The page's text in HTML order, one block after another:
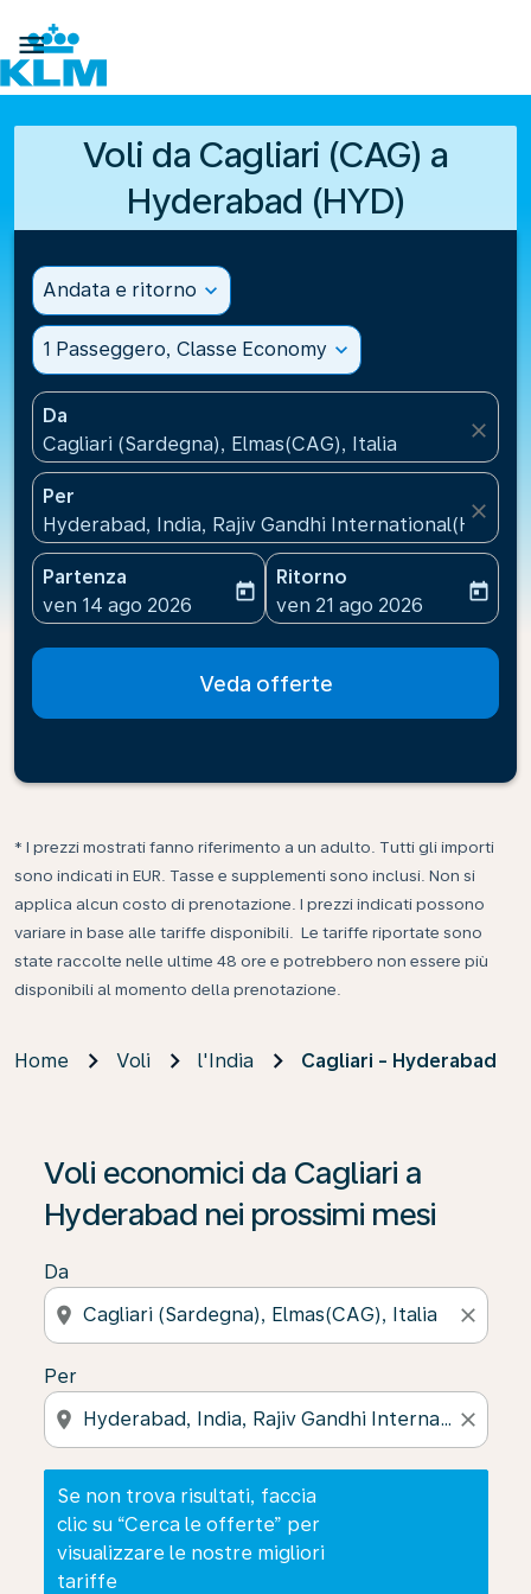

Voli da Cagliari (CAG) a
Hyderabad (HYD)
Andata e ritorno expand_more
1 Passeggero, Classe Economy expand_more
Da
Cagliari (Sardegna), Elmas(CAG), Italia
close
Per
Hyderabad, India, Rajiv Gandhi International(HYD),
close
Partenza
fc-booking-departure-date-aria-label
ven 14 ago 2026
today
Ritorno
fc-booking-return-date-
ven 21 ago 2026
today
Veda offerte
* I prezzi mostrati fanno riferimento a un adulto. Tutti gli importi
sono indicati in EUR. Tasse e supplementi sono inclusi. Non si
applica alcun costo di prenotazione. I prezzi indicati possono
variare in base alle tariffe disponibili. Le tariffe riportate sono
state raccolte nelle ultime 48 ore e potrebbero non essere più
disponibili al momento della prenotazione.
Home Voli l'India Cagliari - Hyderabad
Voli economici da Cagliari a
Hyderabad nei prossimi mesi
Da
location_on close
Per
location_on close
Se non trova risultati, faccia
clic su “Cerca le offerte” per
visualizzare le nostre migliori
tariffe
Se non trova risultati, faccia clic su “Cerca le offerte”